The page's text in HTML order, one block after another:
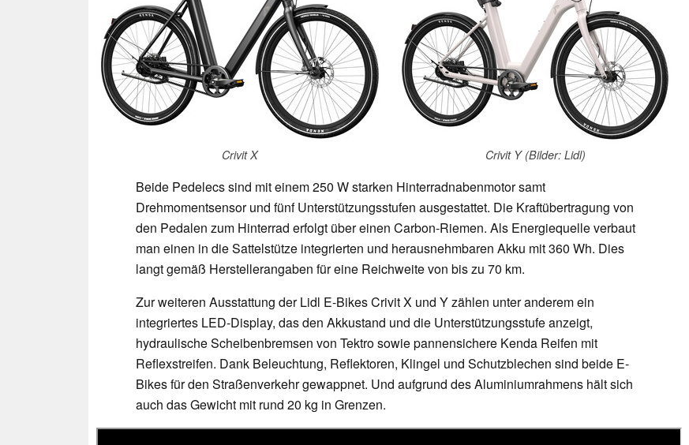
Crivit X Crivit Y (Bilder: Lidl)
Beide Pedelecs sind mit einem 250 W starken Hinterradnabenmotor samt
Drehmomentsensor und fünf Unterstützungsstufen ausgestattet. Die Kraftübertragung von
den Pedalen zum Hinterrad erfolgt über einen Carbon-Riemen. Als Energiequelle verbaut
man einen in die Sattelstütze integrierten und herausnehmbaren Akku mit 360 Wh. Dies
langt gemäß Herstellerangaben für eine Reichweite von bis zu 70 km.
Zur weiteren Ausstattung der Lidl E-Bikes Crivit X und Y zählen unter anderem ein
integriertes LED-Display, das den Akkustand und die Unterstützungsstufe anzeigt,
hydraulische Scheibenbremsen von Tektro sowie pannensichere Kenda Reifen mit
Reflexstreifen. Dank Beleuchtung, Reflektoren, Klingel und Schutzblechen sind beide E-
Bikes für den Straßenverkehr gewappnet. Und aufgrund des Aluminiumrahmens hält sich
auch das Gewicht mit rund 20 kg in Grenzen.